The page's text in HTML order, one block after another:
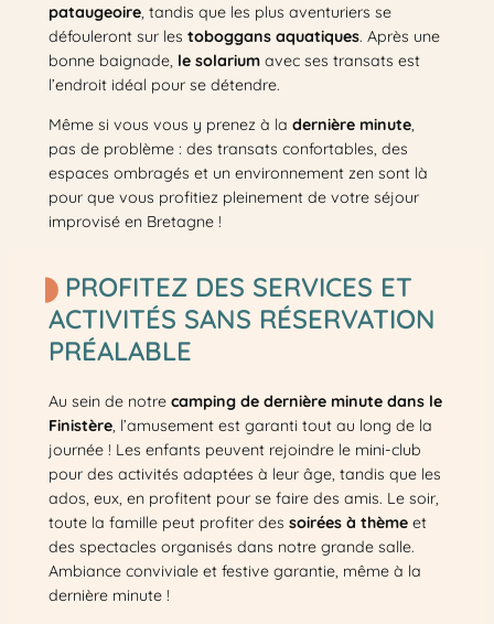
pataugeoire, tandis que les plus aventuriers se
défouleront sur les toboggans aquatiques. Après une
bonne baignade, le solariumavec ses transats est
l’endroit idéal pour se détendre.
Même si vous vous y prenez à la dernière minute,
pas de problème : des transats confortables, des
espaces ombragés et un environnement zen sont là
pour que vous profitiez pleinement de votre séjour
improvisé en Bretagne !
PROFITEZ DES SERVICES ET
ACTIVITÉS SANS RÉSERVATION
PRÉALABLE
Au sein de notre camping de dernière minute dans le
Finistère, l’amusement est garanti tout au long de la
journée ! Les enfants peuvent rejoindre le mini-club
pour des activités adaptées à leur âge, tandis que les
ados, eux, en profitent pour se faire des amis. Le soir,
toute la famille peut profiter des soirées à thèmeet
des spectacles organisés dans notre grande salle.
Ambiance conviviale et festive garantie, même à la
dernière minute !